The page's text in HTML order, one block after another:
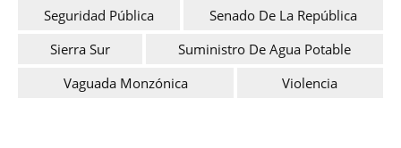
Seguridad Pública
Senado De La República
Sierra Sur
Suministro De Agua Potable
Vaguada Monzónica
Violencia